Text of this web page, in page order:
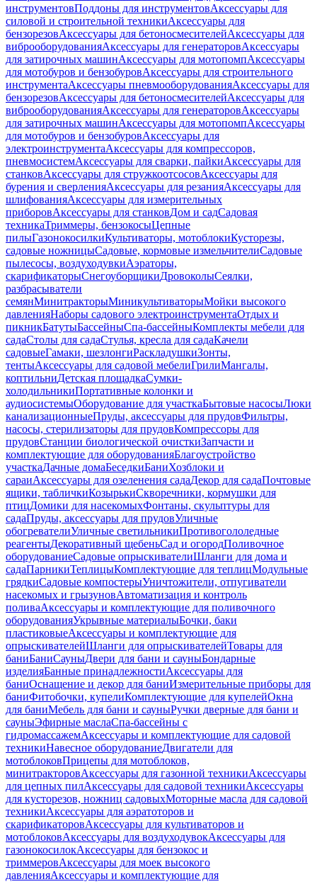
инструментовПоддоны для инструментовАксессуары для
силовой и строительной техникиАксессуары для
бензорезовАксессуары для бетоносмесителейАксессуары для
виброоборудованияАксессуары для генераторовАксессуары
для затирочных машинАксессуары для мотопомпАксессуары
для мотобуров и бензобуровАксессуары для строительного
инструментаАксессуары пневмооборудованияАксессуары для
бензорезовАксессуары для бетоносмесителейАксессуары для
виброоборудованияАксессуары для генераторовАксессуары
для затирочных машинАксессуары для мотопомпАксессуары
для мотобуров и бензобуровАксессуары для
электроинструментаАксессуары для компрессоров,
пневмосистемАксессуары для сварки, пайкиАксессуары для
станковАксессуары для стружкоотсосовАксессуары для
бурения и сверленияАксессуары для резанияАксессуары для
шлифованияАксессуары для измерительных
приборовАксессуары для станковДом и садСадовая
техникаТриммеры, бензокосыЦепные
пилыГазонокосилкиКультиваторы, мотоблокиКусторезы,
садовые ножницыСадовые, кормовые измельчителиСадовые
пылесосы, воздуходувкиАэраторы,
скарификаторыСнегоуборщикиДровоколыСеялки,
разбрасыватели
семянМинитракторыМиникультиваторыМойки высокого
давленияНаборы садового электроинструментаОтдых и
пикникБатутыБассейныСпа-бассейныКомплекты мебели для
садаСтолы для садаСтулья, кресла для садаКачели
садовыеГамаки, шезлонгиРаскладушкиЗонты,
тентыАксессуары для садовой мебелиГрилиМангалы,
коптильниДетская площадкаСумки-
холодильникиПортативные колонки и
аудиосистемыОборудование для участкаБытовые насосыЛюки
канализационныеПруды, аксессуары для прудовФильтры,
насосы, стерилизаторы для прудовКомпрессоры для
прудовСтанции биологической очисткиЗапчасти и
комплектующие для оборудованияБлагоустройство
участкаДачные домаБеседкиБаниХозблоки и
сараиАксессуары для озеленения садаДекор для садаПочтовые
ящики, табличкиКозырькиСкворечники, кормушки для
птицДомики для насекомыхФонтаны, скульптуры для
садаПруды, аксессуары для прудовУличные
обогревателиУличные светильникиПротивогололедные
реагентыДекоративный щебеньСад и огородПоливочное
оборудованиеСадовые опрыскивателиШланги для дома и
садаПарникиТеплицыКомплектующие для теплицМодульные
грядкиСадовые компостерыУничтожители, отпугиватели
насекомых и грызуновАвтоматизация и контроль
поливаАксессуары и комплектующие для поливочного
оборудованияУкрывные материалыБочки, баки
пластиковыеАксессуары и комплектующие для
опрыскивателейШланги для опрыскивателейТовары для
баниБаниСауныДвери для бани и сауныБондарные
изделияБанные принадлежностиАксессуары для
баниОснащение и декор для баниИзмерительные приборы для
баниФитобочки, купелиКомплектующие для купелейОкна
для баниМебель для бани и сауныРучки дверные для бани и
сауныЭфирные маслаСпа-бассейны с
гидромассажемАксессуары и комплектующие для садовой
техникиНавесное оборудованиеДвигатели для
мотоблоковПрицепы для мотоблоков,
минитракторовАксессуары для газонной техникиАксессуары
для цепных пилАксессуары для садовой техникиАксессуары
для кусторезов, ножниц садовыхМоторные масла для садовой
техникиАксессуары для аэратоторов и
скарификаторовАксессуары для культиваторов и
мотоблоковАксессуары для воздуходувокАксессуары для
газонокосилокАксессуары для бензокос и
триммеровАксессуары для моек высокого
давленияАксессуары и комплектующие для